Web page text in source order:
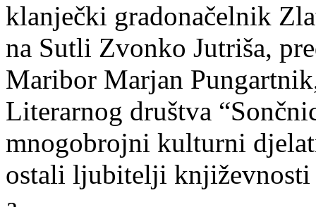
klanječki gradonačelnik
na Sutli Zvonko Jutriša,
Maribor Marjan
Literarnog društva
mnogobrojni kulturni
ostali ljubitelji